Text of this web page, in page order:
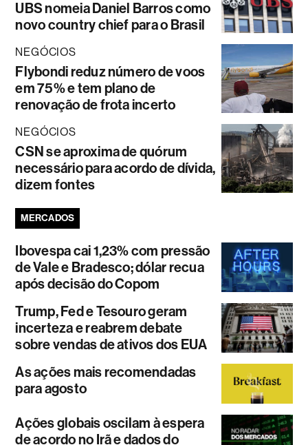
UBS nomeia Daniel Barros como
novo country chief para o Brasil
NEGÓCIOS
Flybondi reduz número de voos
em 75% e tem plano de
renovação de frota incerto
NEGÓCIOS
CSN se aproxima de quórum
necessário para acordo de dívida,
dizem fontes
MERCADOS
Ibovespa cai 1,23% com pressão
de Vale e Bradesco; dólar recua
após decisão do Copom
Trump, Fed e Tesouro geram
incerteza e reabrem debate
sobre vendas de ativos dos EUA
As ações mais recomendadas
para agosto
Ações globais oscilam à espera
de acordo no Irã e dados do